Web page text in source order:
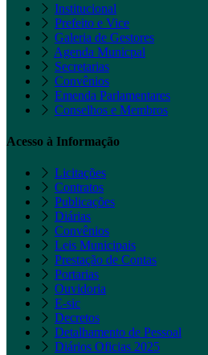
Institucional
Prefeito e Vice
Galeria de Gestores
Agenda Municpal
Secretarias
Convênios
Emenda Parlamentares
Conselhos e Membros
Acesso à Informação
Licitações
Contratos
Publicações
Diárias
Convênios
Leis Municipais
Prestação de Contas
Portarias
Ouvidoria
E-sic
Decretos
Detalhamento de Pessoal
Diários Oficias 2025